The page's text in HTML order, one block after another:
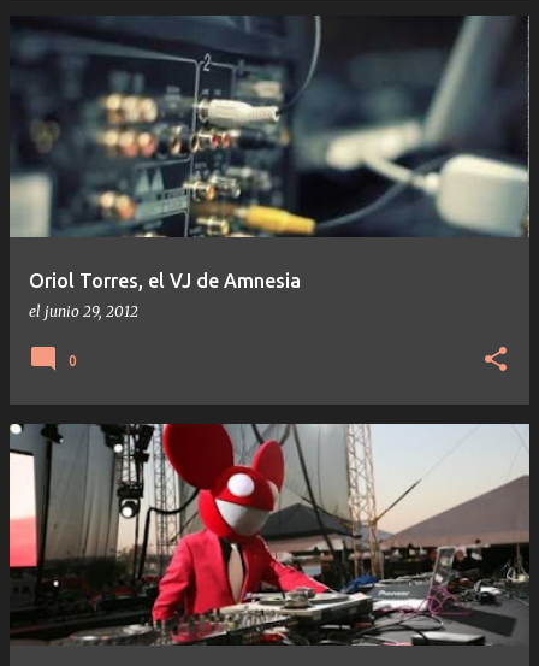
Oriol Torres, el VJ de Amnesia
el junio 29, 2012
0